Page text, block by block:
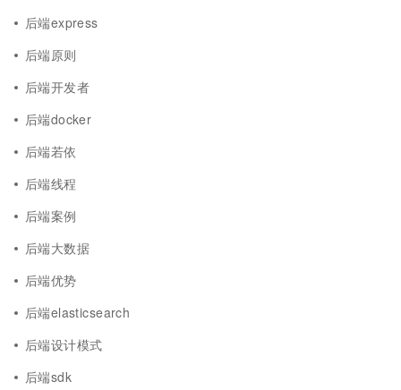
后端express
后端原则
后端开发者
后端docker
后端若依
后端线程
后端案例
后端大数据
后端优势
后端elasticsearch
后端设计模式
后端sdk